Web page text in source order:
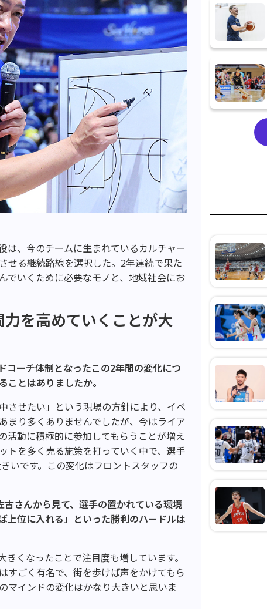
は、今のチームに生まれているカルチャー
せる継続路線を選択した。2年連続で果た
でいくために必要なモノと、地域社会にお
力を高めていくことが大
ーチ体制となったこの2年間の変化につ
とはありましたか。
させたい」という現場の方針により、イベ
まり多くありませんでしたが、今はライア
活動に積極的に参加してもらうことが増え
トを多く売る施策を打っていく中で、選手
いです。この変化はフロントスタッフの
古さんから見て、選手の置かれている環境
上位に入れる」といった勝利のハードルは
くなったことで注目度も増しています。
すごく有名で、街を歩けば声をかけてもら
マインドの変化はかなり大きいと思いま